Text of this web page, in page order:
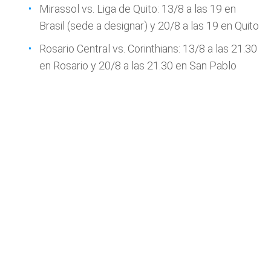
Mirassol vs. Liga de Quito: 13/8 a las 19 en
Brasil (sede a designar) y 20/8 a las 19 en Quito
Rosario Central vs. Corinthians: 13/8 a las 21.30
en Rosario y 20/8 a las 21.30 en San Pablo